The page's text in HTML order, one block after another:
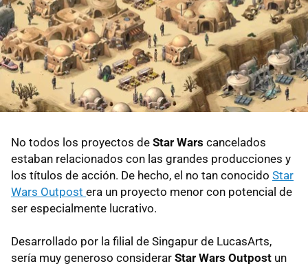
No todos los proyectos de Star Wars cancelados
estaban relacionados con las grandes producciones y
los títulos de acción. De hecho, el no tan conocido Star
Wars Outpost era un proyecto menor con potencial de
ser especialmente lucrativo.
Desarrollado por la filial de Singapur de LucasArts,
sería muy generoso considerar Star Wars Outpost un